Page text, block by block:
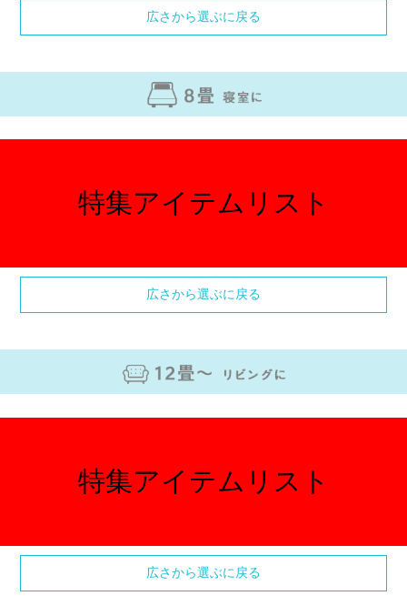
広さから選ぶに戻る
特集アイテムリスト
広さから選ぶに戻る
特集アイテムリスト
広さから選ぶに戻る